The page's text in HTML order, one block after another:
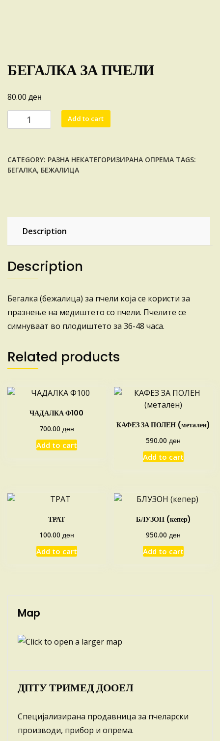
БЕГАЛКА ЗА ПЧЕЛИ
80.00 ден
БЕГАЛКА
ЗА
Add to cart
CATEGORY: РАЗНА НЕКАТЕГОРИЗИРАНА ОПРЕМА TAGS:
БЕГАЛКА, БЕЖАЛИЦА
Description
Description
Бегалка (бежалица) за пчели која се користи за
празнење на медиштето со пчели. Пчелите се
симнуваат во плодиштето за 36-48 часа.
Related products
ЧАДАЛКА Ф100
700.00 ден
Add to cart
КАФЕЗ ЗА ПОЛЕН (метален)
590.00ден
Add to cart
ТРАТ
100.00 ден
Add to cart
БЛУЗОН (кепер)
950.00ден
Add to cart
Map
ДПТУ ТРИМЕД ДООЕЛ
Специјализирана продавница за пчеларски
производи, прибор и опрема.